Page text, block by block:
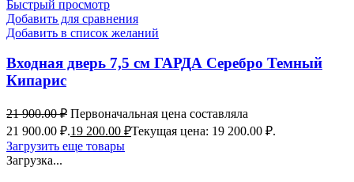
Быстрый просмотр
Добавить для сравнения
Добавить в список желаний
Входная дверь 7,5 см ГАРДА Серебро Темный
Кипарис
21 900.00₽ Первоначальная цена составляла
21 900.00 ₽.19 200.00 ₽Текущая цена: 19 200.00 ₽.
Загрузить еще товары
Загрузка...